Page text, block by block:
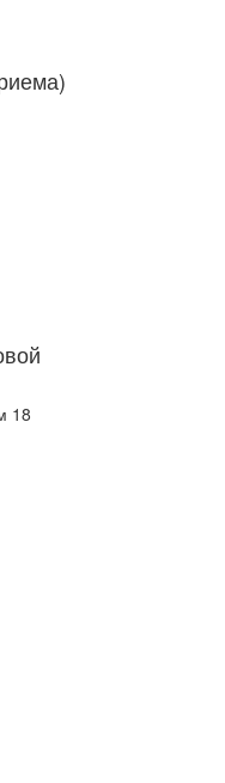
18